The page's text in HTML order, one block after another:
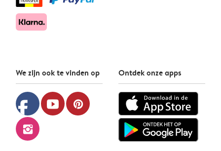
We zijn ook te vinden op
facebook youtube pinterest
instagram
Ontdek onze apps